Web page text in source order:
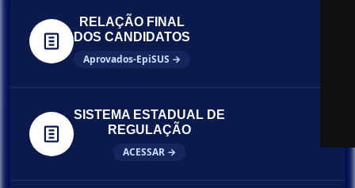
RELAÇÃO FINAL
DOS CANDIDATOS
Aprovados-EpiSUS →
SISTEMA ESTADUAL DE
REGULAÇÃO
ACESSAR →